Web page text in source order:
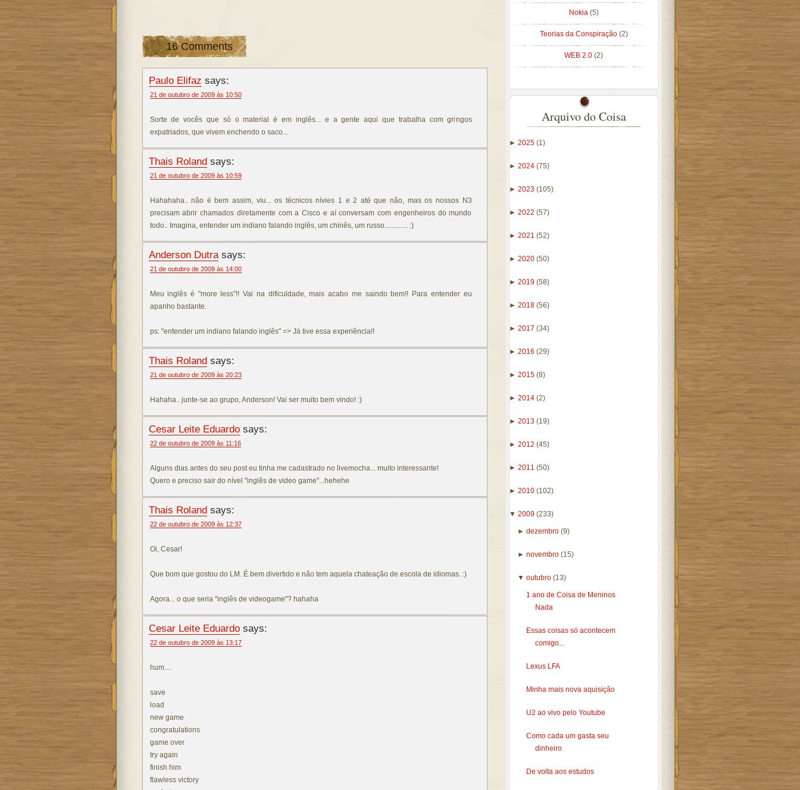
16 Comments
Paulo Elifaz says:
21 de outubro de 2009 às 10:50
Sorte de vocês que só o material é em inglês... e a gente aqui que trabalha com gringos
expatriados, que vivem enchendo o saco...
Thais Rolandsays:
21 de outubro de 2009 às 10:59
Hahahaha.. não é bem assim, viu... os técnicos nívies 1 e 2 até que não, mas os nossos N3
precisam abrir chamados diretamente com a Cisco e aí conversam com engenheiros do mundo
todo.. Imagina, entender um indiano falando inglês, um chinês, um russo............. :)
Anderson Dutrasays:
21 de outubro de 2009 às 14:00
Meu inglês é "more less"!! Vai na dificuldade, mais acabo me saindo bem!! Para entender eu
apanho bastante.
ps: "entender um indiano falando inglês" => Já tive essa experiência!!
Thais Rolandsays:
21 de outubro de 2009 às 20:23
Hahaha.. junte-se ao grupo, Anderson! Vai ser muito bem vindo! :)
Cesar Leite Eduardosays:
22 de outubro de 2009 às 11:16
Alguns dias antes do seu post eu tinha me cadastrado no livemocha... muito interessante!
Quero e preciso sair do nível "inglês de video game"...hehehe
Thais Rolandsays:
22 de outubro de 2009 às 12:37
Oi, Cesar!
Que bom que gostou do LM. É bem divertido e não tem aquela chateação de escola de idiomas. :)
Agora... o que seria "inglês de videogame"? hahaha
Cesar Leite Eduardosays:
22 de outubro de 2009 às 13:17
hum....
save
load
new game
congratulations
game over
try again
finish him
flawless victory
Nokia (5)
Teorias da Conspiração (2)
WEB 2.0 (2)
Arquivo do Coisa
► 2025 (1)
► 2024 (75)
► 2023 (105)
► 2022 (57)
► 2021 (52)
► 2020 (50)
► 2019 (58)
► 2018 (56)
► 2017 (34)
► 2016 (29)
► 2015 (8)
► 2014 (2)
► 2013 (19)
► 2012 (45)
► 2011 (50)
► 2010 (102)
▼ 2009 (233)
► dezembro (9)
► novembro (15)
▼ outubro (13)
1 ano de Coisa de Meninos
Nada
Essas coisas só acontecem
comigo...
Lexus LFA
Minha mais nova aquisição
U2 ao vivo pelo Youtube
Como cada um gasta seu
dinheiro
De volta aos estudos